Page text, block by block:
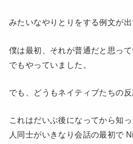
みたいなやりとりをする例文が出
僕は最初、それが普通だと思っ
でもやっていました。
でも、どうもネイティブたちの反
これはだいぶ後になってから知
人同士がいきなり会話の最初で